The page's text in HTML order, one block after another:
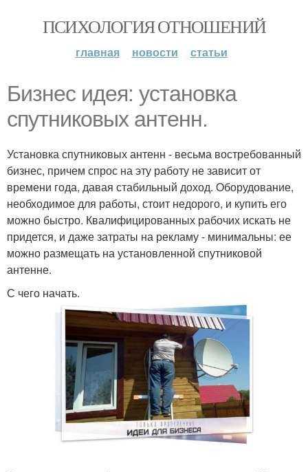
ПСИХОЛОГИЯ ОТНОШЕНИЙ
главная новости статьи
Бизнес идея: установка
спутниковых антенн.
Установка спутниковых антенн - весьма востребованный
бизнес, причем спрос на эту работу не зависит от
времени года, давая стабильный доход. Оборудование,
необходимое для работы, стоит недорого, и купить его
можно быстро. Квалифицированных рабочих искать не
придется, и даже затраты на рекламу - минимальны: ее
можно размещать на установленной спутниковой
антенне.
С чего начать.